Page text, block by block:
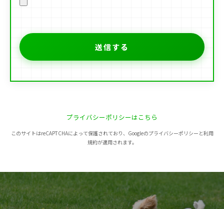
プライバシーポリシーはこちら
このサイトはreCAPTCHAによって保護されており、Googleのプライバシーポリシーと利用
規約が適用されます。